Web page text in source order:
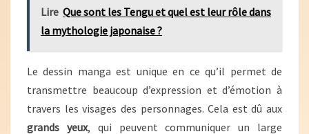
Lire Que sont les Tengu et quel est leur rôle dans
la mythologie japonaise ?
Le dessin manga est unique en ce qu’il permet de
transmettre beaucoup d’expression et d’émotion à
travers les visages des personnages. Cela est dû aux
grands yeux, qui peuvent communiquer un large